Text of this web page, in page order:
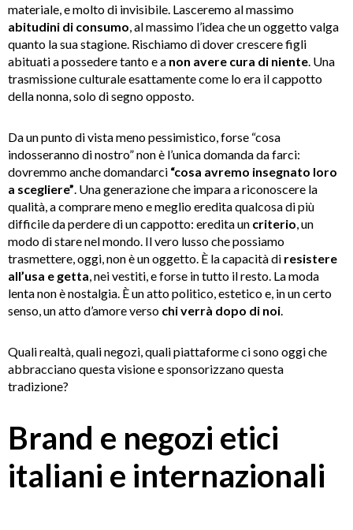
materiale, e molto di invisibile. Lasceremo al massimo
abitudini di consumo , al massimo l’idea che un oggetto valga
quanto la sua stagione. Rischiamo di dover crescere figli
abituati a possedere tanto e a non avere cura di niente . Una
trasmissione culturale esattamente come lo era il cappotto
della nonna, solo di segno opposto.
Da un punto di vista meno pessimistico, forse “cosa
indosseranno di nostro” non è l’unica domanda da farci:
dovremmo anche domandarci “cosa avremo insegnato loro
a scegliere” . Una generazione che impara a riconoscere la
qualità, a comprare meno e meglio eredita qualcosa di più
difficile da perdere di un cappotto: eredita un criterio , un
modo di stare nel mondo. Il vero lusso che possiamo
trasmettere, oggi, non è un oggetto. È la capacità di resistere
all’usa e getta , nei vestiti, e forse in tutto il resto. La moda
lenta non è nostalgia. È un atto politico, estetico e, in un certo
senso, un atto d’amore verso chi verrà dopo di noi
Quali realtà, quali negozi, quali piattaforme ci sono oggi che
abbracciano questa visione e sponsorizzano questa
tradizione?
Brand e negozi etici
italiani e internazionali